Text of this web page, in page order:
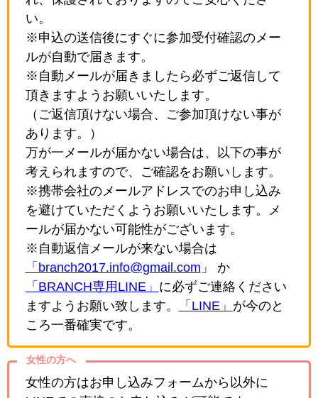
い。
※申込の送信後にすぐに参加受付確認のメー
ルが自動で届きます。
※自動メールが届きましたら必ずご返信して
頂きますようお願いいたします。
（ご返信頂けない場合、ご参加頂けない事が
あります。）
万が一メールが届かない場合は、以下の事が
考えられますので、ご確認をお願いします。
※携帯会社のメールアドレスでのお申し込み
を避けていただくようお願いいたします。メ
ールが届かない可能性がございます。
※自動返信メールが来ない場合は
「branch2017.info@gmail.com 」 か
「BRANCH専用LINE」 に必ずご連絡ください
ますようお願い致します。
「LINE」 が今のと
ころ一番確実です。
女性の方へ
女性の方はお申し込みフォームから以外に